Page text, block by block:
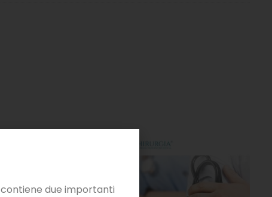
contiene due importanti